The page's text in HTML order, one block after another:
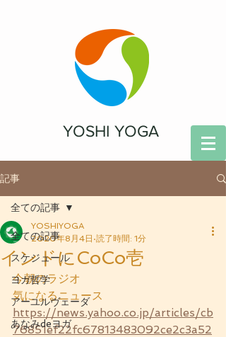
YOSHI YOGA
記事
全ての記事
スケジュール
ヨガ哲学
アーユルヴェーダ
あなみdeヨガ
全ての記事
インドにCoCo壱
YOSHIYOGA
2020年8月4日 読了時間: 1分
今朝のラジオ
気になるニュース
https://news.yahoo.co.jp/articles/cb
76851ef22fc67813483092ce2c3a52